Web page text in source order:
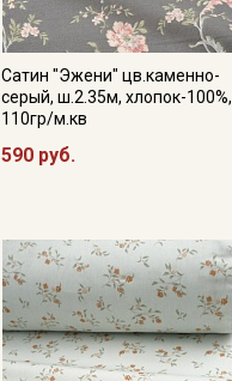
Сатин "Эжени" цв.каменно-
серый, ш.2.35м, хлопок-100%,
110гр/м.кв
590 руб.